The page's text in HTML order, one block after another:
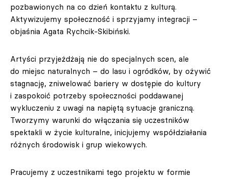
pozbawionych na co dzień kontaktu z kulturą.
Aktywizujemy społeczność i sprzyjamy integracji –
objaśnia Agata Rychcik-Skibiński.
Artyści przyjeżdżają nie do specjalnych scen, ale
do miejsc naturalnych – do lasu i ogródków, by ożywić
stagnację, zniwelować bariery w dostępie do kultury
i zaspokoić potrzeby społeczności poddawanej
wykluczeniu z uwagi na napiętą sytuacje graniczną.
Tworzymy warunki do włączania się uczestników
spektakli w życie kulturalne, inicjujemy współdziałania
różnych środowisk i grup wiekowych.
Pracujemy z uczestnikami tego projektu w formie